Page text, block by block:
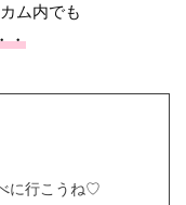
ム内でも
・
に行こうね♡